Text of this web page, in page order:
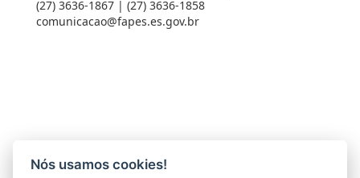
(27) 3636-1867 | (27) 3636-1858
comunicacao@fapes.es.gov.br
Nós usamos cookies!